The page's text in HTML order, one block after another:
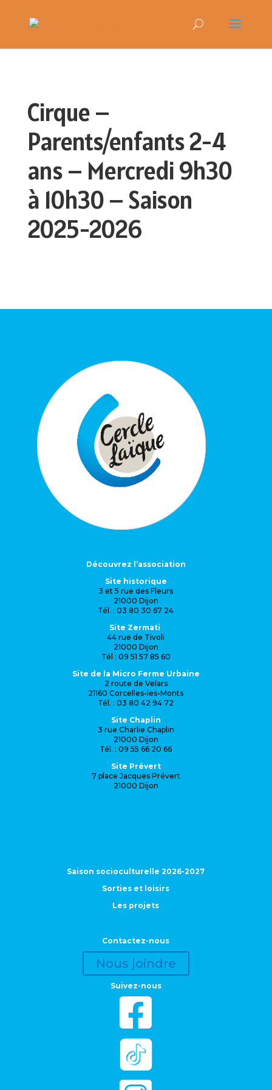
Cirque –
Parents/enfants 2-4
ans – Mercredi 9h30
à 10h30 – Saison
2025-2026
Découvrez l’association
Site historique
3 et 5 rue des Fleurs
21000 Dijon
Tél. : 03 80 30 67 24
Site Zermati
44 rue de Tivoli
21000 Dijon
Tél : 09 51 57 85 60
Site de la Micro Ferme Urbaine
2 route de Velars
21160 Corcelles-les-Monts
Tél. : 03 80 42 94 72
Site Chaplin
3 rue Charlie Chaplin
21000 Dijon
Tél. : 09 55 66 20 66
Site Prévert
7 place Jacques Prévert
21000 Dijon
Saison socioculturelle 2026-2027
Sorties et loisirs
Les projets
Contactez-nous
Nous joindre
Suivez-nous